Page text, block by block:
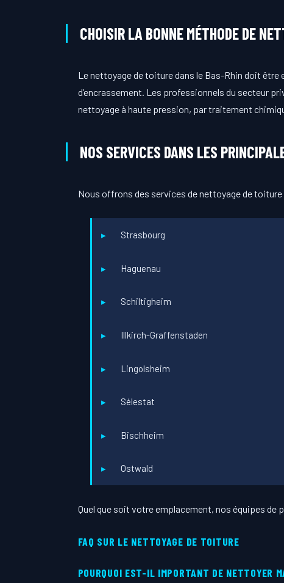
CHOISIR LA BONNE MÉTHODE DE
Le nettoyage de toiture dans le Bas-Rhin doit
d’encrassement. Les professionnels du secteur
nettoyage à haute pression, par traitement
NOS SERVICES DANS LES
Nous offrons des services de nettoyage de
Strasbourg
Haguenau
Schiltigheim
Illkirch-Graffenstaden
Lingolsheim
Sélestat
Bischheim
Ostwald
Quel que soit votre emplacement, nos équipes
FAQ SUR LE NETTOYAGE DE TOITURE
POURQUOI EST-IL IMPORTANT DE NETTOYER